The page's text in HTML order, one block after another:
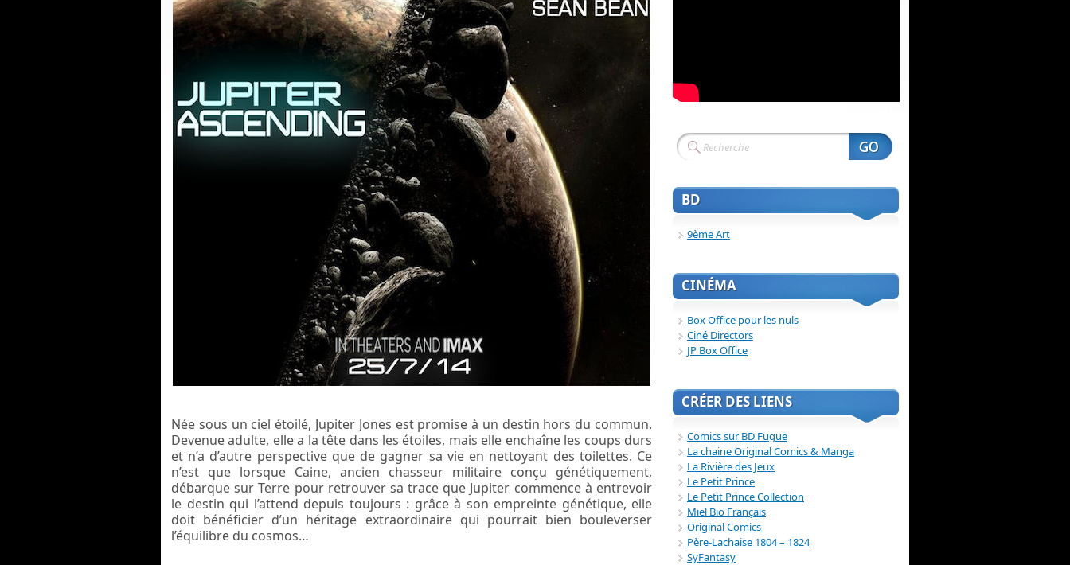
Née sous un ciel étoilé, Jupiter Jones est promise à un destin hors du commun.
Devenue adulte, elle a la tête dans les étoiles, mais elle enchaîne les coups durs
et n’a d’autre perspective que de gagner sa vie en nettoyant des toilettes. Ce
n’est que lorsque Caine, ancien chasseur militaire conçu génétiquement,
débarque sur Terre pour retrouver sa trace que Jupiter commence à entrevoir
le destin qui l’attend depuis toujours : grâce à son empreinte génétique, elle
doit bénéficier d’un héritage extraordinaire qui pourrait bien bouleverser
l’équilibre du cosmos…
BD
9ème Art
CINÉMA
Box Office pour les nuls
Ciné Directors
JP Box Office
CRÉER DES LIENS
Comics sur BD Fugue
La chaine Original Comics & Manga
La Rivière des Jeux
Le Petit Prince
Le Petit Prince Collection
Miel Bio Français
Original Comics
Père-Lachaise 1804 – 1824
SyFantasy